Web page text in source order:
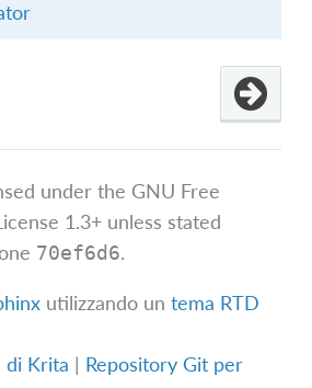
under the GNU Free
1.3+ unless stated
70ef6d6.
utilizzando untema RTD
di Krita | Repository Git per